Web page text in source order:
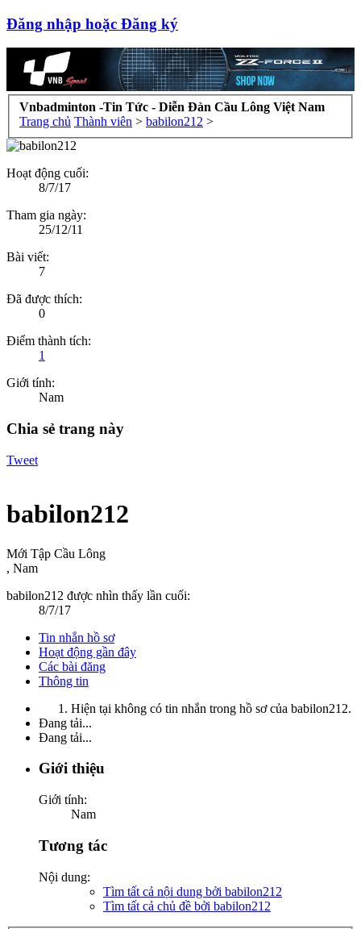
Đăng nhập hoặc Đăng ký
Vnbadminton -Tin Tức - Diễn Đàn Cầu Lông Việt Nam
Trang chủ Thành viên > babilon212 >
Hoạt động cuối:
8/7/17
Tham gia ngày:
25/12/11
Bài viết:
7
Đã được thích:
0
Điểm thành tích:
1
Giới tính:
Nam
Chia sẻ trang này
Tweet
babilon212
Mới Tập Cầu Lông
, Nam
babilon212 được nhìn thấy lần cuối:
8/7/17
Tin nhắn hồ sơ
Hoạt động gần đây
Các bài đăng
Thông tin
Hiện tại không có tin nhắn trong hồ sơ của babilon212.
Đang tải...
Đang tải...
Giới thiệu
Giới tính:
Nam
Tương tác
Nội dung:
Tìm tất cả nội dung bởi babilon212
Tìm tất cả chủ đề bởi babilon212